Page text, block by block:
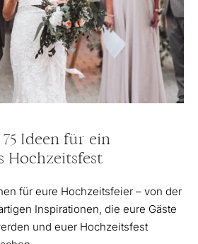
Ideen für ein
Hochzeitsfest
für eure Hochzeitsfeier – von der
Inspirationen, die eure Gäste
und euer Hochzeitsfest